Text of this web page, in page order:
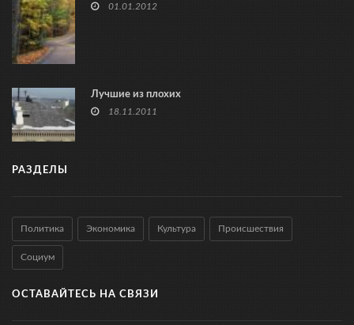
01.01.2012
Лучшие из плохих
18.11.2011
РАЗДЕЛЫ
Политика Экономика Культура Происшествия
Социум
ОСТАВАЙТЕСЬ НА СВЯЗИ